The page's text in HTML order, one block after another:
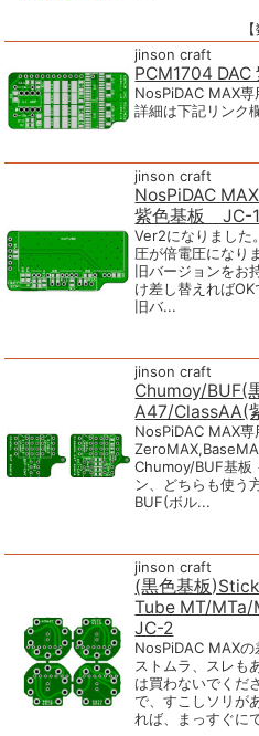
jinson craft
PCM1704
NosPiDAC MAX専
詳細は下記リンク
jinson craft
NosPiDAC
紫色基板 JC-
Ver2になりました
圧が倍電圧になり
旧バージョンをお
け差し替えれば
旧バ...
jinson craft
Chumoy/BUF(
A47/ClassAA(
NosPiDAC MAX専
Chumoy/BUF基板
ン、どちらも使う
BUF(ボル...
jinson craft
(黒色基板
Tube MT/
JC-2
NosPiDAC MAXの
ストムラ、スレも
は買わないでくだ
で、すこしソリが
れば、まっすぐに